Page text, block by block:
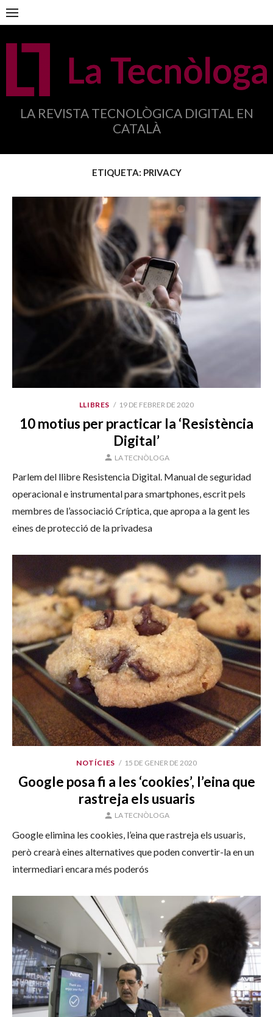
Anar
al
contingut
LA REVISTA TECNOLÒGICA DIGITAL EN
CATALÀ
ETIQUETA: PRIVACY
LLIBRES
PUBLICAT
19 DE FEBRER DE 2020
10 motius per practicar la ‘Resistència
Digital’
AUTOR
LA TECNÒLOGA
Parlem del llibre Resistencia Digital. Manual de seguridad
operacional e instrumental para smartphones, escrit pels
membres de l’associació Críptica, que apropa a la gent les
eines de protecció de la privadesa
NOTÍCIES
PUBLICAT
15 DE GENER DE 2020
Google posa fi a les ‘cookies’, l’eina que
rastreja els usuaris
AUTOR
LA TECNÒLOGA
Google elimina les cookies, l’eina que rastreja els usuaris,
però crearà eines alternatives que poden convertir-la en un
intermediari encara més poderós